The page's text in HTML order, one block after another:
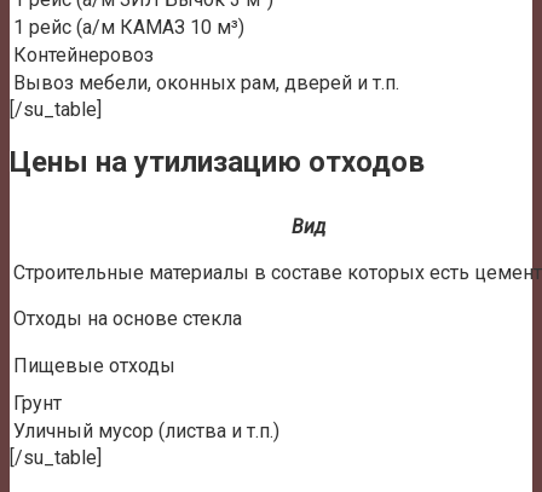
1 рейс (а/м КАМАЗ 10 м³)
Контейнеровоз
Вывоз мебели, оконных рам, дверей и т.п.
[/su_table]
Цены на утилизацию отходов
Вид
Строительные материалы в составе которых есть цемент
Отходы на основе стекла
Пищевые отходы
Грунт
Уличный мусор (листва и т.п.)
[/su_table]